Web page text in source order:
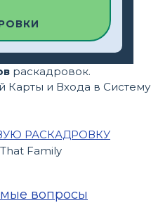
раскадровок.
Карты и Входа в Систему
РАСКАДРОВКУ
вопросы